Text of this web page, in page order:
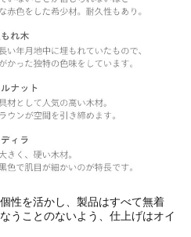
性を活かし、製品はすべて無着
うことのないよう、仕上げはオイ